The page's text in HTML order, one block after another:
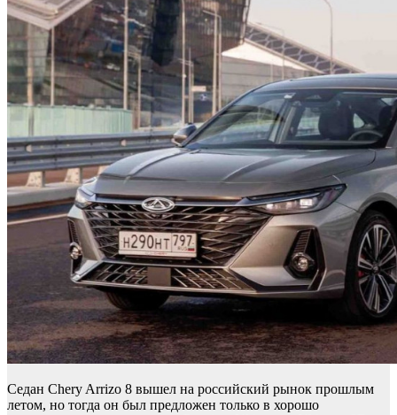
Седан Chery Arrizo 8 вышел на российский рынок прошлым
летом, но тогда он был предложен только в хорошо